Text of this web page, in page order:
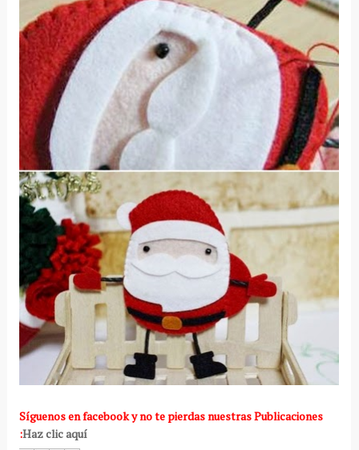
Síguenosen facebook y no te pierdas nuestras Publicaciones
:Haz clic aquí